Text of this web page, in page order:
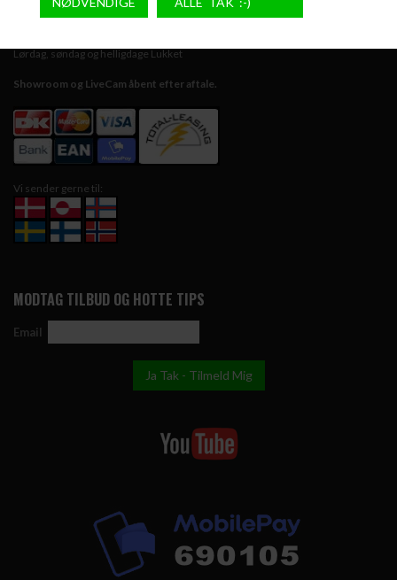
Åbningstider / Telefontider:
Lørdag, søndag og helligdage Lukket
Showroom og LiveCam åbent efter aftale.
Vi sender gerne til:
MODTAG TILBUD OG HOTTE TIPS
Email